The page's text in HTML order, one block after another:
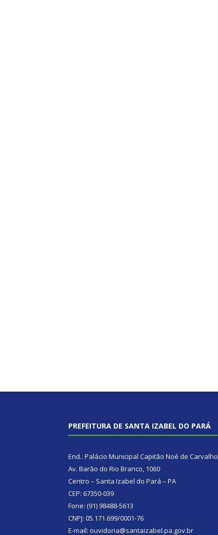
PREFEITURA DE SANTA IZABEL DO PARÁ
End.: Palácio Municipal Capitão Noé de Carvalho
Av. Barão do Rio Branco, 1060
Centro – Santa Izabel do Pará – PA
CEP: 67350-039
Fone: (91) 98488-5613
CNPJ: 05.171.699/0001-76
E-mail: ouvidoria@santaizabel.pa.gov.br